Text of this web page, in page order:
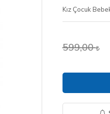
Kız Çocuk
599,00